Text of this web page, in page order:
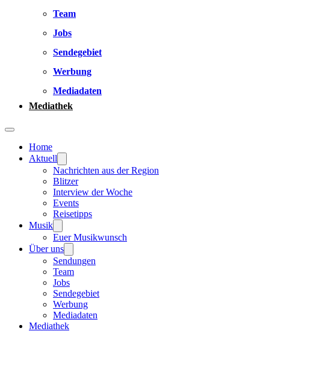
Team
Jobs
Sendegebiet
Werbung
Mediadaten
Mediathek
Home
Aktuell
Nachrichten aus der Region
Blitzer
Interview der Woche
Events
Reisetipps
Musik
Euer Musikwunsch
Über uns
Sendungen
Team
Jobs
Sendegebiet
Werbung
Mediadaten
Mediathek